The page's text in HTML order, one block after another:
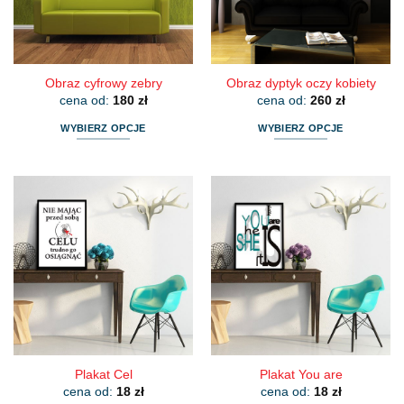
na
produktu
stronie
produktu
Obraz cyfrowy zebry
cena od: 180 zł
WYBIERZ OPCJE
wiele
wariantów.
Opcje
można
wybrać
na
stronie
produktu
Obraz dyptyk oczy kobiety
cena od: 260 zł
WYBIERZ OPCJE
wiele
wariantów.
Opcje
można
wybrać
na
stronie
produktu
Plakat Cel
cena od: 18 zł
Plakat You are
cena od: 18 zł